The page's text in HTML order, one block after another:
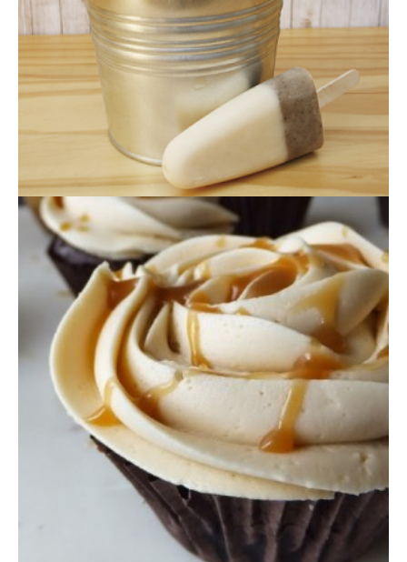
CUPCAKES DE CHOCOLATE, CARAMELO
LÍQUIDO Y GALLETA